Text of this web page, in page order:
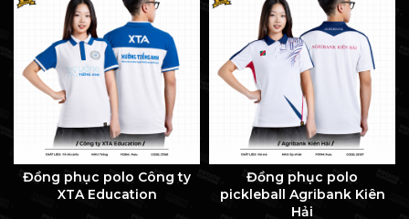
Đồng phục polo Công ty
XTA Education
Đồng phục polo
pickleball Agribank Kiên
Hải